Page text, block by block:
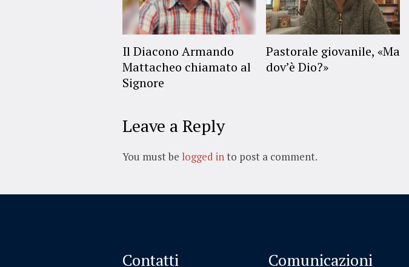
Il Diacono Armando
Mattacheo chiamato al
Signore
Pastorale giovanile, «Ma
dov’è Dio?»
Leave a Reply
You must be logged into post a comment.
Contatti Comunicazioni